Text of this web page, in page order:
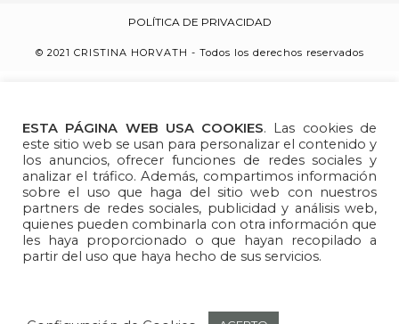
POLÍTICA DE PRIVACIDAD
© 2021 CRISTINA HORVATH - Todos los derechos reservados
ESTA PÁGINA WEB USA COOKIES. Las cookies de
este sitio web se usan para personalizar el contenido y
los anuncios, ofrecer funciones de redes sociales y
analizar el tráfico. Además, compartimos información
sobre el uso que haga del sitio web con nuestros
partners de redes sociales, publicidad y análisis web,
quienes pueden combinarla con otra información que
les haya proporcionado o que hayan recopilado a
partir del uso que haya hecho de sus servicios.